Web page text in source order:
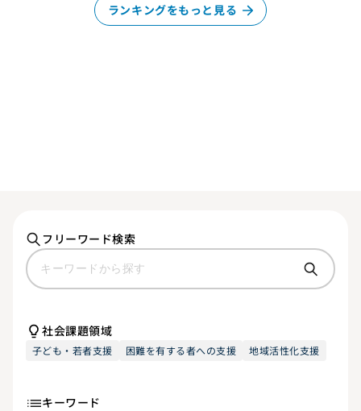
ランキングをもっと見る
フリーワード検索
社会課題領域
子ども・若者支援 困難を有する者への支援 地域活性化支援
キーワード